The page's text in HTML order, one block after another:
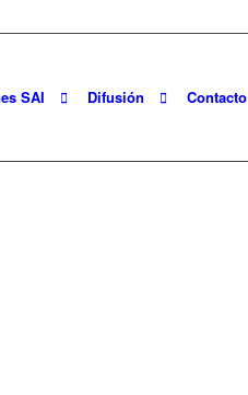
SAI Difusión Contacto